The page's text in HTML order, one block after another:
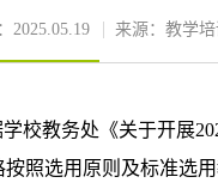
2025.05.19 来源：教学培
校教务处《关于开展
按照选用原则及标准选